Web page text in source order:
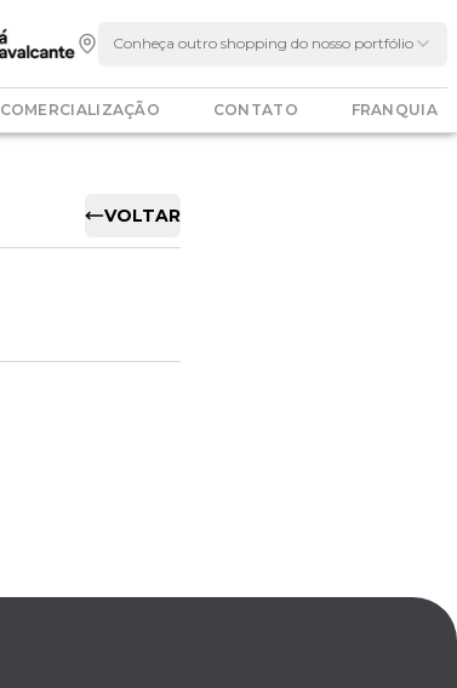
Conheça outro shopping do nosso portfólio
COMERCIALIZAÇÃO CONTATO FRANQUIA
VOLTAR